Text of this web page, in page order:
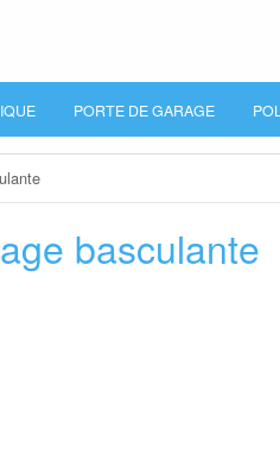
PORTE DE GARAGE
basculante